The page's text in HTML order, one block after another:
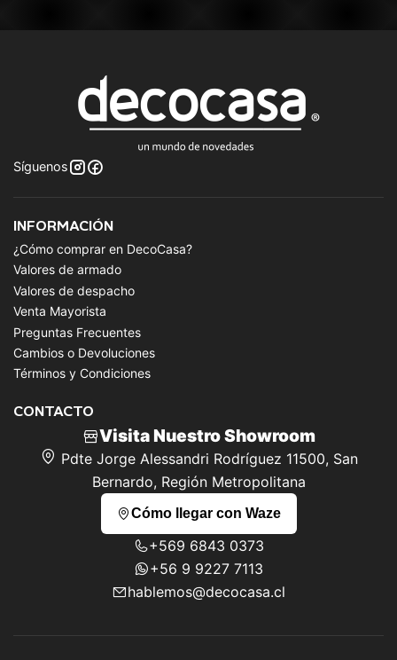
Síguenos
INFORMACIÓN
¿Cómo comprar en DecoCasa?
Valores de armado
Valores de despacho
Venta Mayorista
Preguntas Frecuentes
Cambios o Devoluciones
Términos y Condiciones
CONTACTO
Visita Nuestro Showroom
Pdte Jorge Alessandri Rodríguez 11500, San
Bernardo, Región Metropolitana
Cómo llegar con Waze
+569 6843 0373
+56 9 9227 7113
hablemos@decocasa.cl